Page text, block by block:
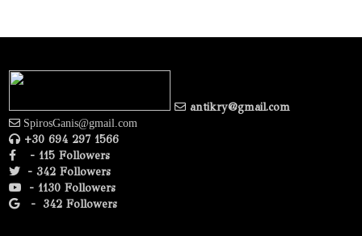
antikry@gmail.com
SpirosGanis@gmail.com
+30 694 297 1566
- 115 Followers
- 342 Followers
- 1130 Followers
- 342 Followers